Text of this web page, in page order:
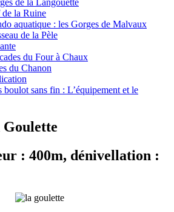
de la Langouette
la Ruine
aquatique : les Gorges de Malvaux
de la Pèle
du Four à Chaux
du Chanon
boulot sans fin : L’équipement et le
Goulette
: 400m, dénivellation :